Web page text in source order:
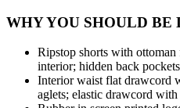
WHY YOU SHOULD BE
Ripstop shorts with
interior; hidden back
Interior waist flat drawcord
aglets; elastic drawcord